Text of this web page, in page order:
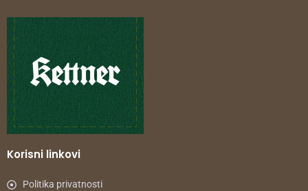
Korisni linkovi
Politika privatnosti